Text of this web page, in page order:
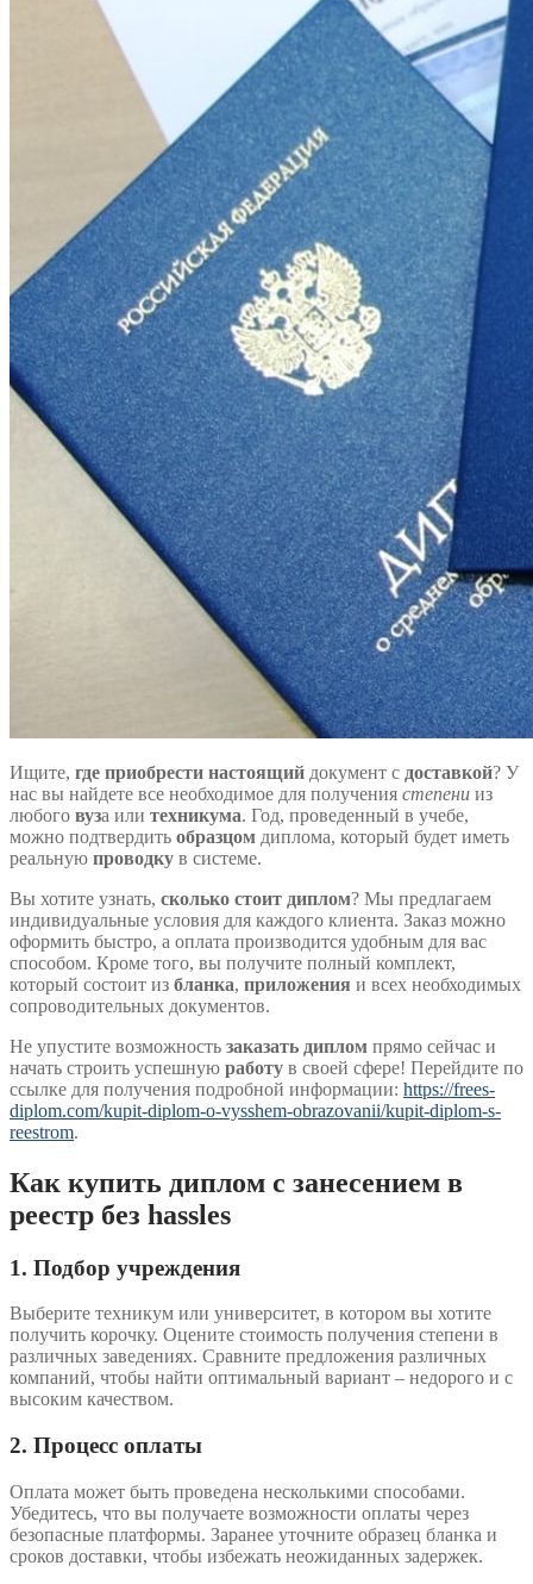
Ищите, где приобрести настоящий документ с доставкой? У
нас вы найдете все необходимое для получения степени из
любого вуза или техникума. Год, проведенный в учебе,
можно подтвердить образцом диплома, который будет иметь
реальную проводку в системе.
Вы хотите узнать, сколько стоит диплом? Мы предлагаем
индивидуальные условия для каждого клиента. Заказ можно
оформить быстро, а оплата производится удобным для вас
способом. Кроме того, вы получите полный комплект,
который состоит из бланка, приложения и всех необходимых
сопроводительных документов.
Не упустите возможность заказать диплом прямо сейчас и
начать строить успешную работу в своей сфере! Перейдите по
ссылке для получения подробной информации: https://frees-
diplom.com/kupit-diplom-o-vysshem-obrazovanii/kupit-diplom-s-
reestrom.
Как купить диплом с занесением в
реестр без hassles
1. Подбор учреждения
Выберите техникум или университет, в котором вы хотите
получить корочку. Оцените стоимость получения степени в
различных заведениях. Сравните предложения различных
компаний, чтобы найти оптимальный вариант – недорого и с
высоким качеством.
2. Процесс оплаты
Оплата может быть проведена несколькими способами.
Убедитесь, что вы получаете возможности оплаты через
безопасные платформы. Заранее уточните образец бланка и
сроков доставки, чтобы избежать неожиданных задержек.